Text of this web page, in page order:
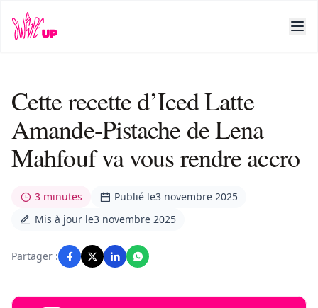
Cette recette d’Iced Latte
Amande-Pistache de Lena
Mahfouf va vous rendre accro
3 minutes Publié le3 novembre 2025
Mis à jour le3 novembre 2025
Partager :